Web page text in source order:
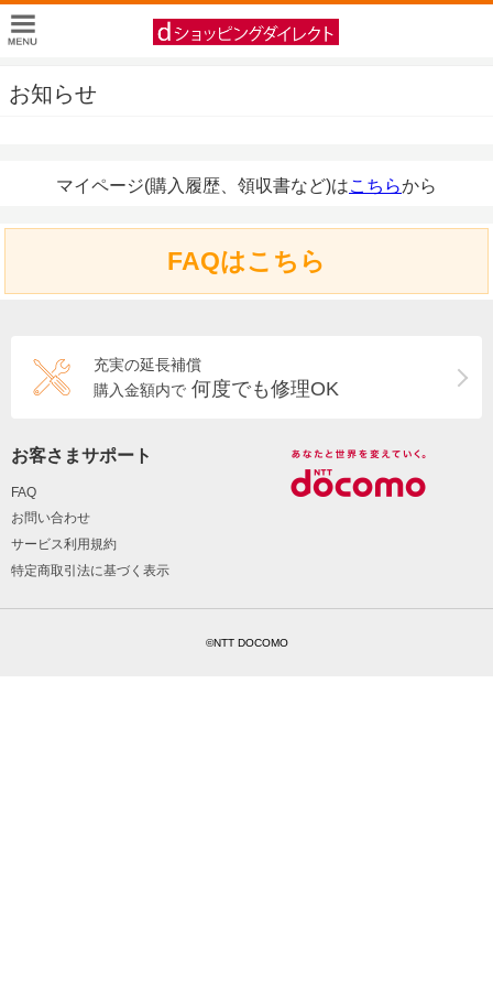
お知らせ
マイページ(購入履歴、領収書など)はこちらから
FAQはこちら
充実の延長補償
購入金額内で 何度でも修理OK
お客さまサポート
FAQ
お問い合わせ
サービス利用規約
特定商取引法に基づく表示
©NTT DOCOMO